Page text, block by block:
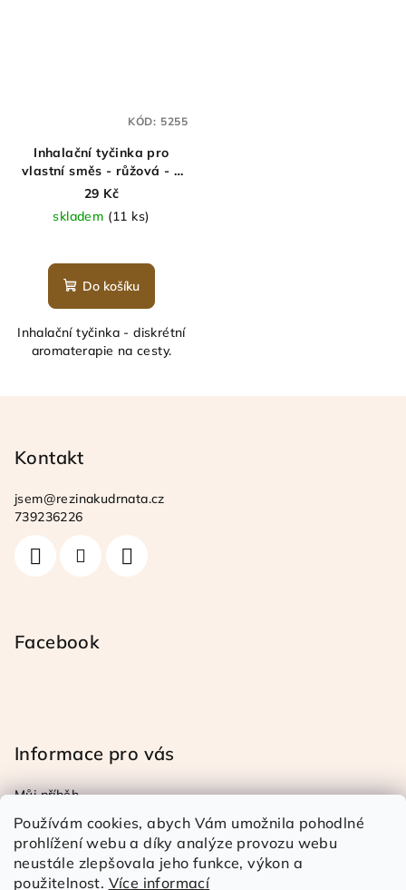
Používám cookies, abych Vám umožnila pohodlné
prohlížení webu a díky analýze provozu webu
neustále zlepšovala jeho funkce, výkon a
použitelnost. Více informací
Inhalační tyčinka pro
vlastní směs - růžová - 1
ks
29 Kč
skladem (11 ks)
Do košíku
Inhalační tyčinka - diskrétní
aromaterapie na cesty.
KÓD: 5255
Kontakt
jsem@rezinakudrnata.cz
739236226
Facebook
Informace pro vás
Můj příběh
Obchodní a reklamační podmínky
Podmínky ochrany osob. úd.
Doprava a platba
Kontakty